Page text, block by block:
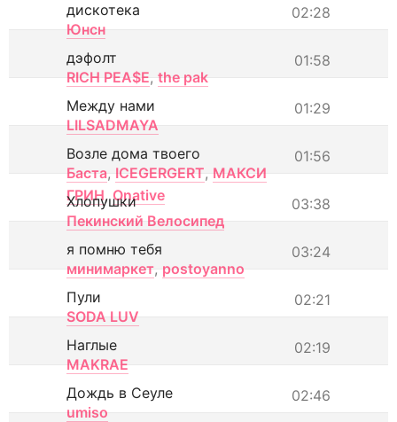
02:28
дискотека
Юнсн
01:58
дэфолт
RICH PEA$E, the pak
01:29
Между нами
LILSADMAYA
01:56
Возле дома твоего
Баста, ICEGERGERT, МАКСИ
ГРИН, Onative 03:38
Хлопушки
Пекинский Велосипед
03:24
я помню тебя
минимаркет, postoyanno
02:21
Пули
SODA LUV
02:19
Наглые
MAKRAE
02:46
Дождь в Сеуле
umiso